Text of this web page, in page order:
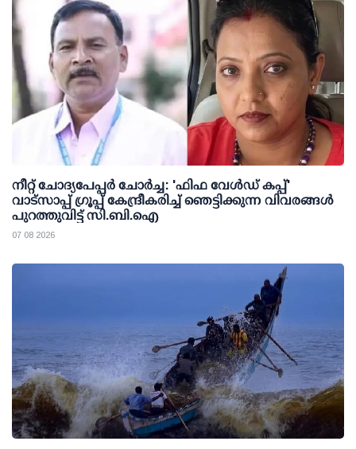
നീറ്റ് ചോദ്യപേപ്പര്‍ ചോര്‍ച്ച: 'ഫിഫ വേള്‍ഡ് കപ്പ്'
വാട്സാപ്പ് ഗ്രൂപ്പ് കേന്ദ്രീകരിച്ച് ഞെട്ടിക്കുന്ന വിവരങ്ങള്‍
പുറത്തുവിട്ട് സി.ബി.ഐ
07 08 2026